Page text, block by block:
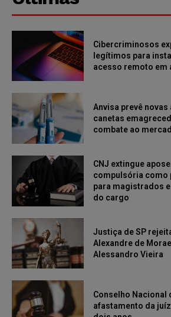
Cibercriminosos
legítimos para
acesso remoto em
Anvisa prevê
canetas
combate ao
CNJ extingue
compulsória como
para magistrados
do cargo
Justiça de SP
Alexandre de
Alessandro Vieira
Conselho Nacional
afastamento da